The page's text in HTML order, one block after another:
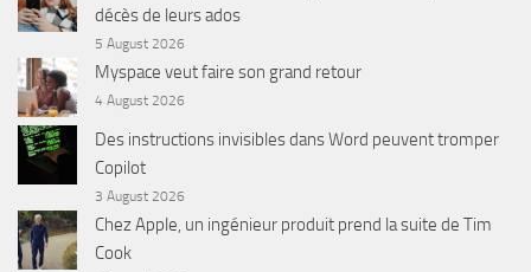
décès de leurs ados
5 August 2026
Myspace veut faire son grand retour
4 August 2026
Des instructions invisibles dans Word peuvent tromper
Copilot
3 August 2026
Chez Apple, un ingénieur produit prend la suite de Tim
Cook